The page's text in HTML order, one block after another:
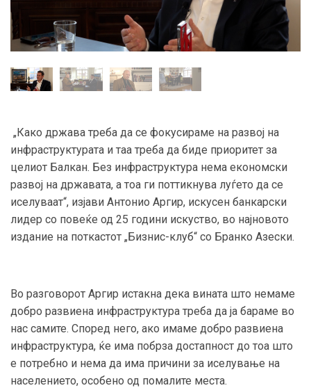
„Како држава треба да се фокусираме на развој на
инфраструктурата и таа треба да биде приоритет за
целиот Балкан. Без инфраструктура нема економски
развој на државата, а тоа ги поттикнува луѓето да се
иселуваат“, изјави Антонио Аргир, искусен банкарски
лидер со повеќе од 25 години искуство, во најновото
издание на поткастот „Бизнис-клуб“ со Бранко Азески.
Во разговорот Аргир истакна дека вината што немаме
добро развиена инфраструктура треба да ја бараме во
нас самите. Според него, ако имаме добро развиена
инфраструктура, ќе има побрза достапност до тоа што
е потребно и нема да има причини за иселување на
населението, особено од помалите места.